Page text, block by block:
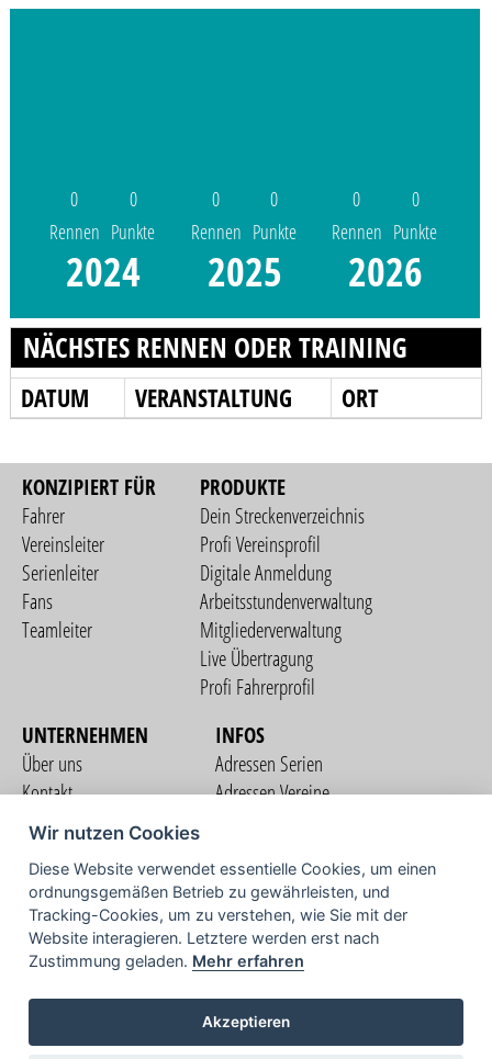
0
Rennen
0
Punkte
2024
0
Rennen
0
Punkte
2025
0
Rennen
0
Punkte
2026
NÄCHSTES RENNEN ODER TRAINING
DATUM VERANSTALTUNG ORT
KONZIPIERT FÜR
Fahrer
Vereinsleiter
Serienleiter
Fans
Teamleiter
PRODUKTE
Dein Streckenverzeichnis
Profi Vereinsprofil
Digitale Anmeldung
Arbeitsstundenverwaltung
Mitgliederverwaltung
Live Übertragung
Profi Fahrerprofil
UNTERNEHMEN
Über uns
Kontakt
Nutzungsbedingungen
Datenschutzerklärung
Impressum
INFOS
Adressen Serien
Adressen Vereine
COMMUNITY
TV
Wir nutzen Cookies
Diese Website verwendet essentielle Cookies, um einen
ordnungsgemäßen Betrieb zu gewährleisten, und
Tracking-Cookies, um zu verstehen, wie Sie mit der
Website interagieren. Letztere werden erst nach
Zustimmung geladen. Mehr erfahren
Akzeptieren